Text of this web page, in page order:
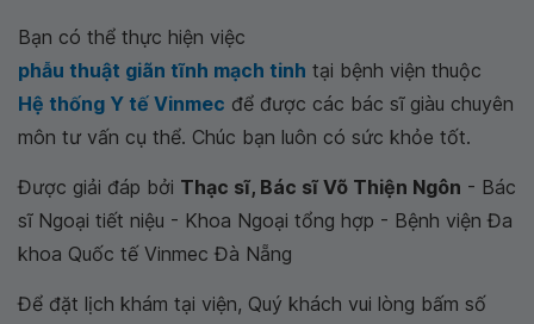
Bạn có thể thực hiện việc
phẫu thuật giãn tĩnh mạch tinh tại bệnh viện thuộc
Hệ thống Y tế Vinmec để được các bác sĩ giàu chuyên
môn tư vấn cụ thể. Chúc bạn luôn có sức khỏe tốt.
Được giải đáp bởi Thạc sĩ, Bác sĩ Võ Thiện Ngôn - Bác
sĩ Ngoại tiết niệu - Khoa Ngoại tổng hợp - Bệnh viện Đa
khoa Quốc tế Vinmec Đà Nẵng
Để đặt lịch khám tại viện, Quý khách vui lòng bấm số